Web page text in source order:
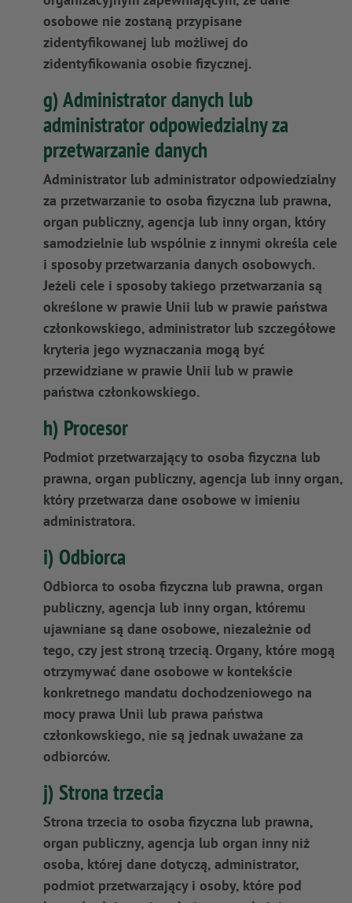
osobowe nie zostaną przypisane
zidentyfikowanej lub możliwej do
zidentyfikowania osobie fizycznej.
g) Administrator danych lub
administrator odpowiedzialny za
przetwarzanie danych
Administrator lub administrator odpowiedzialny
za przetwarzanie to osoba fizyczna lub prawna,
organ publiczny, agencja lub inny organ, który
samodzielnie lub wspólnie z innymi określa cele
i sposoby przetwarzania danych osobowych.
Jeżeli cele i sposoby takiego przetwarzania są
określone w prawie Unii lub w prawie państwa
członkowskiego, administrator lub szczegółowe
kryteria jego wyznaczania mogą być
przewidziane w prawie Unii lub w prawie
państwa członkowskiego.
h) Procesor
Podmiot przetwarzający to osoba fizyczna lub
prawna, organ publiczny, agencja lub inny organ,
który przetwarza dane osobowe w imieniu
administratora.
i) Odbiorca
Odbiorca to osoba fizyczna lub prawna, organ
publiczny, agencja lub inny organ, któremu
ujawniane są dane osobowe, niezależnie od
tego, czy jest stroną trzecią. Organy, które mogą
otrzymywać dane osobowe w kontekście
konkretnego mandatu dochodzeniowego na
mocy prawa Unii lub prawa państwa
członkowskiego, nie są jednak uważane za
odbiorców.
j) Strona trzecia
Strona trzecia to osoba fizyczna lub prawna,
organ publiczny, agencja lub organ inny niż
osoba, której dane dotyczą, administrator,
podmiot przetwarzający i osoby, które pod